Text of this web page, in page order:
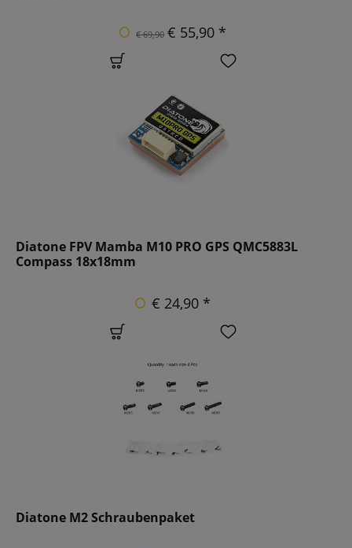
€ 69,90 € 55,90 *
Diatone FPV Mamba M10 PRO GPS QMC5883L
Compass 18x18mm
€ 24,90 *
Diatone M2 Schraubenpaket